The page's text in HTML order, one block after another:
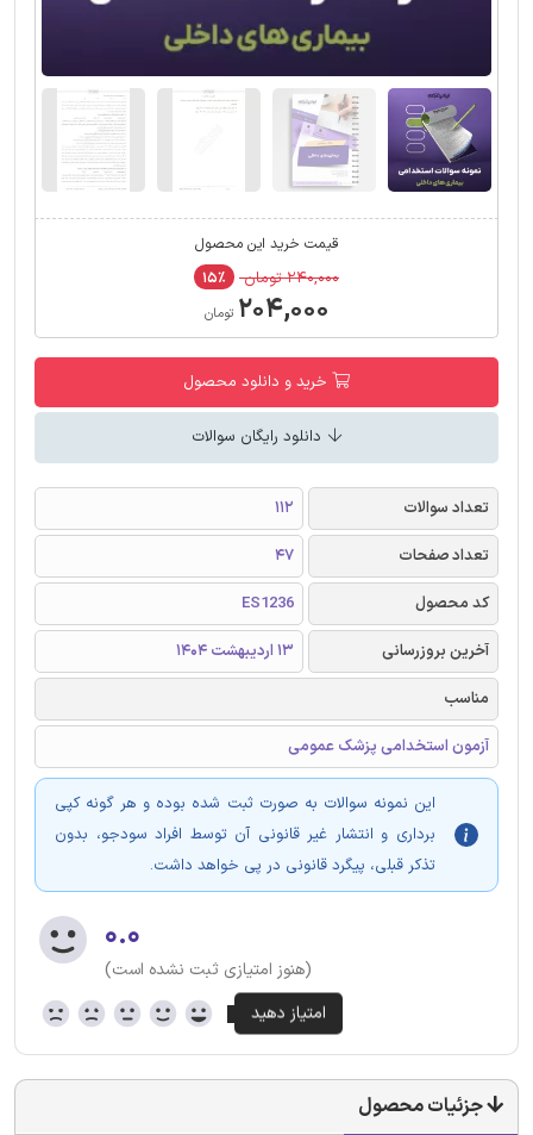
قیمت خرید این محصول
۲۴۰,۰۰۰ تومان ۱۵٪
۲۰۴,۰۰۰ تومان
خرید و دانلود محصول
دانلود رایگان سوالات
تعداد سوالات
112
تعداد صفحات
47
کد محصول
ES1236
آخرین بروزرسانی
13 اردیبهشت 1404
مناسب
آزمون استخدامی پزشک عمومی
این نمونه سوالات به صورت ثبت شده بوده و هر گونه کپی
برداری و انتشار غیر قانونی آن توسط افراد سودجو، بدون
تذکر قبلی، پیگرد قانونی در پی خواهد داشت.
۰.۰
(هنوز امتیازی ثبت نشده است)
جزئیات محصول